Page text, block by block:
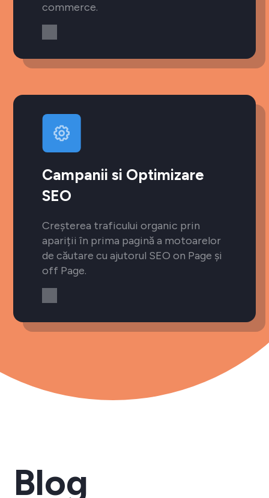
commerce.
Campanii si Optimizare
SEO
Creșterea traficului organic prin
apariții în prima pagină a motoarelor
de căutare cu ajutorul SEO on Page și
off Page.
Blog